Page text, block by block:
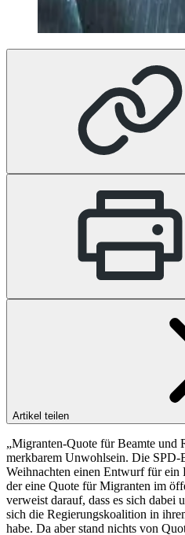
Artikel teilen
„Migranten-Quote für Beamte und
merkbarem Unwohlsein. Die
Weihnachten einen Entwurf für ein
der eine Quote für Migranten im
verweist darauf, dass es sich dabei
sich die Regierungskoalition in
habe. Da aber stand nichts von